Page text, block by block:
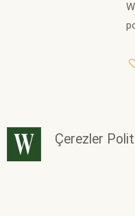
Çerezler